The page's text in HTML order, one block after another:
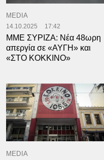
MEDIA
14.10.2025 17:42
ΜΜΕ ΣΥΡΙΖΑ: Νέα 48ωρη
απεργία σε «ΑΥΓΗ» και
«ΣΤΟ ΚΟΚΚΙΝΟ»
MEDIA